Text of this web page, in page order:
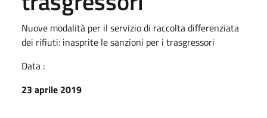
Nuove modalità per il servizio di raccolta differenziata
dei rifiuti: inasprite le sanzioni per i trasgressori
Data :
23 aprile 2019